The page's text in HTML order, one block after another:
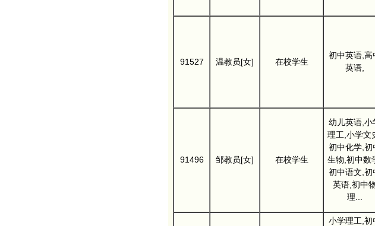
91527 温教员[女] 在校学生
初中英语,高
英语,
91496 邹教员[女] 在校学生
幼儿英语,小
理工,小学文
初中化学,初
生物,初中数
初中语文,初
英语,初中
理...
小学理工,初